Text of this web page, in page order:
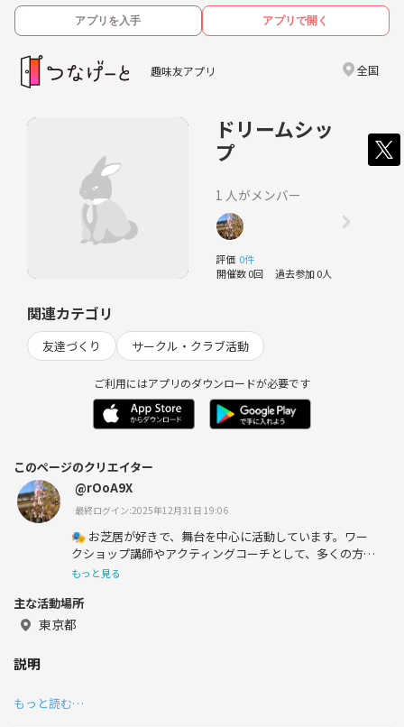
アプリを入手 アプリで開く
趣味友アプリ 全国
ドリームシッ
プ
1 人がメンバー
評価 0件
開催数 0回 過去参加 0人
関連カテゴリ
友達づくり サークル・クラブ活動
ご利用にはアプリのダウンロードが必要です
このページのクリエイター
@rOoA9X
最終ログイン:2025年12月31日 19:06
🎭 お芝居が好きで、舞台を中心に活動しています。ワー
クショップ講師やアクティングコーチとして、多くの方に
演技の魅力を伝えることに情熱を注いでいます。
📽️ 映像制作にも携わり、創作の幅を広げています。新た
な挑戦を楽しむことが私の喜びです！
もっと見る
主な活動場所
東京都
説明
もっと読む…